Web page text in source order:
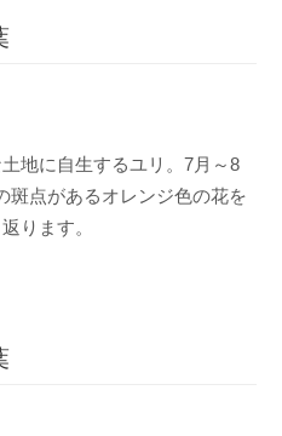
地に自生するユリ。7月～8
斑点があるオレンジ色の花を
ります。